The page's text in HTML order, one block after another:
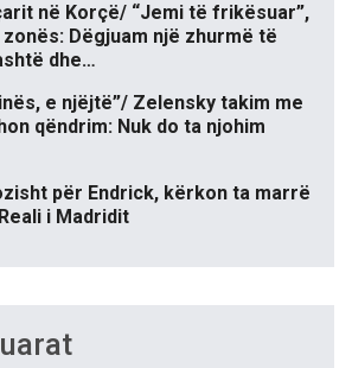
në Korçë/ “Jemi të frikësuar”,
Dëgjuam një zhurmë të
dhe…
e njëjtë”/ Zelensky takim me
qëndrim: Nuk do ta njohim
për Endrick, kërkon ta marrë
i Madridit